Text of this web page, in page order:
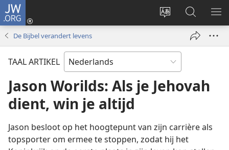
JW.ORG
Taal
wijzigen
Inloggen
(opent
Zoeken
op
JW.ORG
De Bijbel verandert levens
TAAL ARTIKEL
Jason Worilds: Als je Jehovah
dient, win je altijd
Jason besloot op het hoogtepunt van zijn carrière als
topsporter om ermee te stoppen, zodat hij het